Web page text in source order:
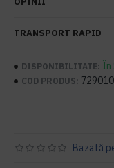
TRANSPORT RAPID
DISPONIBILITATE: În
COD PRODUS:
Bazată